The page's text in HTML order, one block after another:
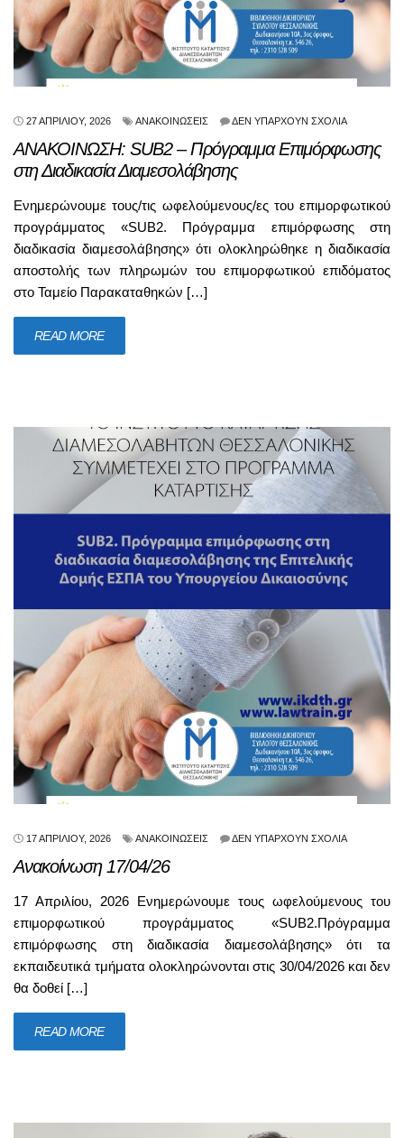
27 ΑΠΡΙΛΊΟΥ, 2026 ΑΝΑΚΟΙΝΏΣΕΙΣ ΔΕΝ ΥΠΆΡΧΟΥΝ ΣΧΌΛΙΑ
ΑΝΑΚΟΙΝΩΣΗ: SUB2 – Πρόγραμμα Επιμόρφωσης
στη Διαδικασία Διαμεσολάβησης
Ενημερώνουμε τους/τις ωφελούμενους/ες του επιμορφωτικού
προγράμματος «SUB2. Πρόγραμμα επιμόρφωσης στη
διαδικασία διαμεσολάβησης» ότι ολοκληρώθηκε η διαδικασία
αποστολής των πληρωμών του επιμορφωτικού επιδόματος
στο Ταμείο Παρακαταθηκών […]
READ MORE
17 ΑΠΡΙΛΊΟΥ, 2026 ΑΝΑΚΟΙΝΏΣΕΙΣ ΔΕΝ ΥΠΆΡΧΟΥΝ ΣΧΌΛΙΑ
Ανακοίνωση 17/04/26
17 Απριλίου, 2026 Ενημερώνουμε τους ωφελούμενους του
επιμορφωτικού προγράμματος «SUB2.Πρόγραμμα
επιμόρφωσης στη διαδικασία διαμεσολάβησης» ότι τα
εκπαιδευτικά τμήματα ολοκληρώνονται στις 30/04/2026 και δεν
θα δοθεί […]
READ MORE